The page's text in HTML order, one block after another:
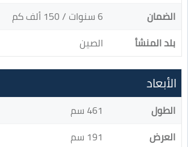
الضمان
6 سنوات / 150 ألف كم
بلد المنشأ
الصين
الأبعاد
الطول
461 سم
العرض
191 سم